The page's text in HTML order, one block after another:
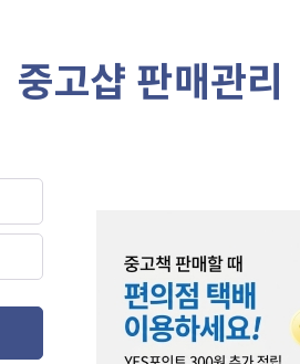
중고샵 판매관리